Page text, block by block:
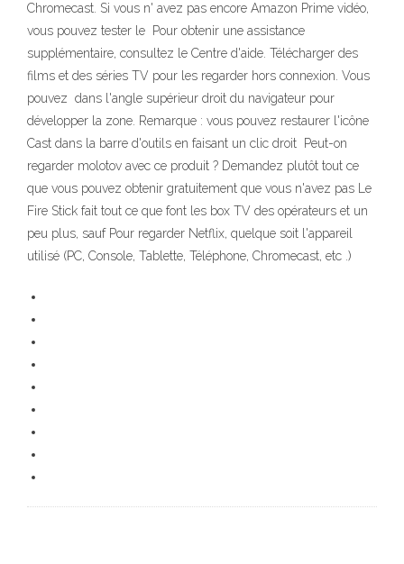
Chromecast. Si vous n' avez pas encore Amazon Prime vidéo,
vous pouvez tester le Pour obtenir une assistance
supplémentaire, consultez le Centre d'aide. Télécharger des
films et des séries TV pour les regarder hors connexion. Vous
pouvez dans l'angle supérieur droit du navigateur pour
développer la zone. Remarque : vous pouvez restaurer l'icône
Cast dans la barre d'outils en faisant un clic droit Peut-on
regarder molotov avec ce produit ? Demandez plutôt tout ce
que vous pouvez obtenir gratuitement que vous n'avez pas Le
Fire Stick fait tout ce que font les box TV des opérateurs et un
peu plus, sauf Pour regarder Netflix, quelque soit l'appareil
utilisé (PC, Console, Tablette, Téléphone, Chromecast, etc .)